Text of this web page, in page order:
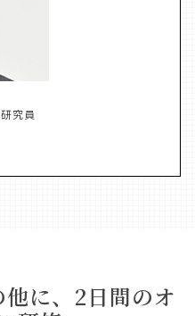
究員
に、2日間のオ